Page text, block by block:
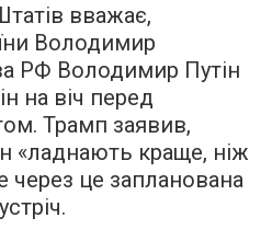
вважає,
Володимир
РФ Володимир Путін
на віч перед
Трамп заявив,
«ладнають краще, ніж
через це запланована